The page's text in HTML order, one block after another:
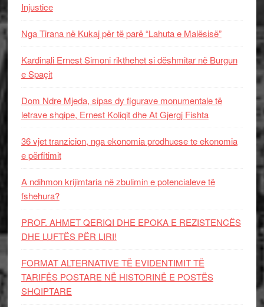
Injustice
Nga Tirana në Kukaj për të parë “Lahuta e Malësisë”
Kardinali Ernest Simoni rikthehet si dëshmitar në Burgun
e Spaçit
Dom Ndre Mjeda, sipas dy figurave monumentale të
letrave shqipe, Ernest Koliqit dhe At Gjergj Fishta
36 vjet tranzicion, nga ekonomia prodhuese te ekonomia
e përfitimit
A ndihmon krijimtaria në zbulimin e potencialeve të
fshehura?
PROF. AHMET QERIQI DHE EPOKA E REZISTENCЁS
DHE LUFTЁS PЁR LIRI!
FORMAT ALTERNATIVE TË EVIDENTIMIT TË
TARIFËS POSTARE NË HISTORINË E POSTËS
SHQIPTARE